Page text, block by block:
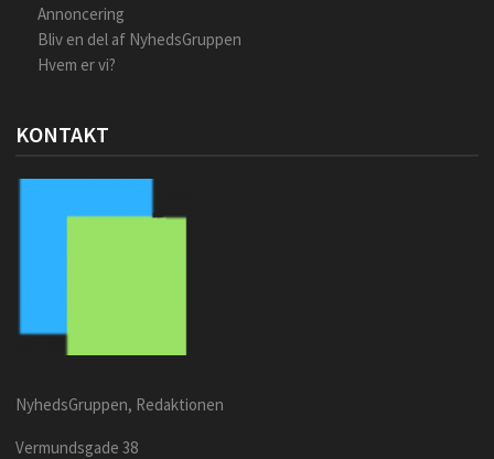
Annoncering
Bliv en del af NyhedsGruppen
Hvem er vi?
KONTAKT
NyhedsGruppen, Redaktionen
Vermundsgade 38